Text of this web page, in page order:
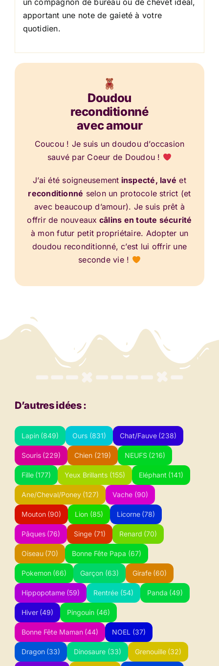
apportant une note de gaieté à votre
quotidien.
Doudou
reconditionné
avec amour
Coucou ! Je suis un doudou d’occasion
sauvé par Coeur de Doudou !
J’ai été soigneusement inspecté, lavé et
reconditionné selon un protocole strict (et
avec beaucoup d’amour). Je suis prêt à
offrir de nouveaux câlins en toute sécurité
à mon futur petit propriétaire. Adopter un
doudou reconditionné, c’est lui offrir une
seconde vie !
D’autres idées :
Lapin (849) Ours (831) Chat/Fauve (238)
Souris (229) Chien (219) NEUFS (216)
Fille (177) Yeux Brillants (155) Eléphant (141)
Ane/Cheval/Poney (127) Vache (90)
Mouton (90) Lion (85) Licorne (78)
Pâques (76) Singe (71) Renard (70)
Oiseau (70) Bonne Fête Papa (67)
Pokemon (66) Garçon (63) Girafe (60)
Hippopotame (59) Rentrée (54) Panda (49)
Hiver (49) Pingouin (46)
Bonne Fête Maman (44) NOEL (37)
Dragon (33) Dinosaure (33) Grenouille (32)